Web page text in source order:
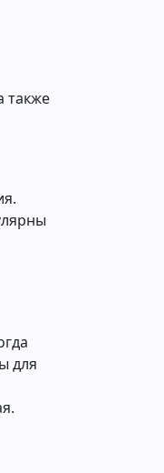
также
для